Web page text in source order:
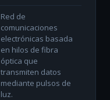
Red de
comunicaciones
electrónicas basada
en hilos de fibra
óptica que
transmiten datos
mediante pulsos de
luz.